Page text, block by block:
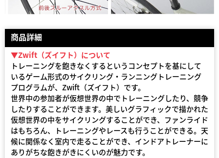
商品詳細
▼Zwift（ズイフト）について
トレーニングを飽きなくするというコンセプトを基にして
いるゲーム形式のサイクリング・ランニングトレーニング
プログラムが、Zwift（ズイフト）です。
世界中の参加者が仮想世界の中でトレーニングしたり、競争
したりすることができます。美しいグラフィックで描かれた
仮想世界の中をサイクリングすることができ、ファンライド
はもちろん、トレーニングやレースも行うことができる。天
候に関係なく室内で走ることができ、インドアトレーナーに
ありがちな飽きがきにくいのが魅力です。